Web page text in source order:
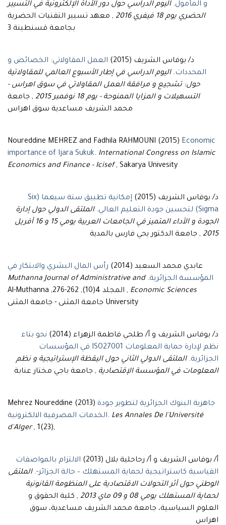
و المأمول.اليوم الدراسي حول دور الأداة الإلكترونية في التسيير
الحضري يوم 18 فيفري 2016
, معهد تسيير التقنيات الحضرية
بجامعة قسنطينة 3
د/ بوفاس الشريف (2015)
العمل المقاولاتي: الخصائص و
المحددات.اليوم الدراسي في إطار الأسبوع العالمي للمقاولاتية
حول: تشجيع و مرافقة العمل المقاولاتي في سوق اهراس -
التسهيلات و المزايا الممنوحة - يوم 18 نوفمبر 2015
, جامعة
محمد الشريف مساعدية سوق اهراس
Noureddine MEHREZ and Fadhila RAHMOUNI (2015) Economic
importance of Ijara Sukuk. International Congress on Islamic
Economics and Finance - Icisef, Sakarya Univesity
د/ بوفاس الشريف (2015)
إمكانية تطبيق ستة سيغما (Six
Sigma) لتحسين جودة التعليم العالي
.الملتقى الدولي حول إدارة
الجودة و الأداء المتميز في الجامعات العربية يومي 15 و 16 أفريل
2015 , جامعة الدكتور يحي فارس بالمدية
عابدي محمد السعيد (2014)
رأس المال البشري والابتكار في
المؤسسة الجزائرية.
Muthanna Journal of Administrative and
Economic Sciences
, المجلد 4(10), 262-276, Al-Muthanna
University جامعة المثنى - جامعة المثنى
د/ بوفاس الشريف و أ/ طلحي فاطمة الزهراء (2014)
نحو بناء
نظم لإدارة حماية المعلومات ISO27001 في المؤسسات
الجزائرية.الملتقى الدولي الثاني حول اليقظة الإستراتيجية و نظم
المعلومات في المؤسسة الإقتصادية , جامعة باجي مختار عنابة
Mehrez Noureddine (2013) جاهزية البنوك الجزائرية لتطوير جودة
الخدمات المصرفية الالكترونية. Les Annales De l'Université
d'Alger, 1(23),
أ/ بوفاس الشريف و أ/ رحاحلية بلال (2013)
الالتزام بالمواصفات
القياسية كاستراتيجية لحماية المستهلك – حالة الجزائر-.الملتقى
الوطني حول أثر التحولات الاقتصادية على المنظومة القانونية
لحماية المستهلك يومي 08 و 09 ماي 2013
, كلية الحقوق و
العلوم السياسية، جامعة محمد الشريف مساعدية، سوق
اهراس